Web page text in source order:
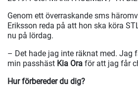
Genom ett överraskande sms
Eriksson reda på att hon ska köra
nu på lördag.
– Det hade jag inte räknat med. Jag
min passhäst Kia Ora för att jag får
Hur förbereder du dig?